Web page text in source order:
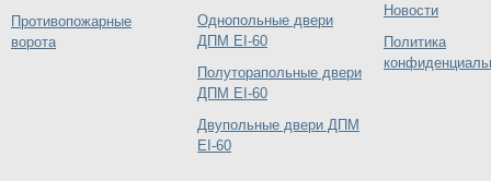
Противопожарные
ворота
Однопольные двери
ДПМ EI-60
Полуторапольные двери
ДПМ EI-60
Двупольные двери ДПМ
EI-60
Новости
Политика